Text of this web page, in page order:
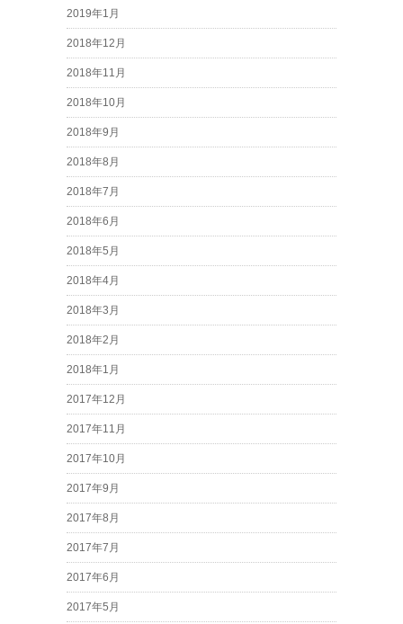
2019年1月
2018年12月
2018年11月
2018年10月
2018年9月
2018年8月
2018年7月
2018年6月
2018年5月
2018年4月
2018年3月
2018年2月
2018年1月
2017年12月
2017年11月
2017年10月
2017年9月
2017年8月
2017年7月
2017年6月
2017年5月